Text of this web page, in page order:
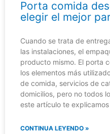
Porta comida
elegir el mejor
Cuando se trata de
las instalaciones, el
producto mismo. El porta
los elementos más
de comida, servicios de
domicilios, pero no todos
este artículo te explicamos
CONTINUA LEYENDO »